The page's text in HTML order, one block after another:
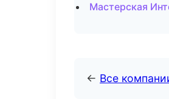
Мастерская
← Все